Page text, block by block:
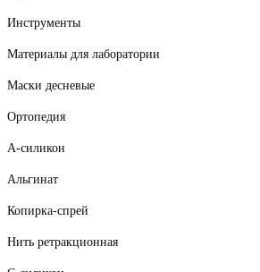
Инструменты
Материалы для лаборатории
Маски десневые
Ортопедия
А-силикон
Альгинат
Копирка-спрей
Нить ретракционная